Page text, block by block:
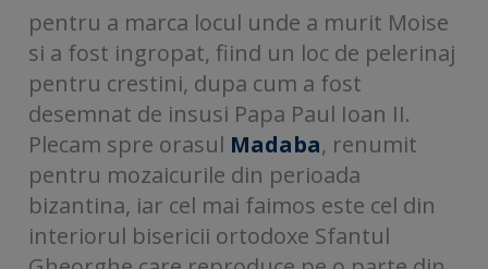
pentru a marca locul unde a murit Moise
si a fost ingropat, fiind un loc de pelerinaj
pentru crestini, dupa cum a fost
desemnat de insusi Papa Paul Ioan II.
Plecam spre orasul Madaba, renumit
pentru mozaicurile din perioada
bizantina, iar cel mai faimos este cel din
interiorul bisericii ortodoxe Sfantul